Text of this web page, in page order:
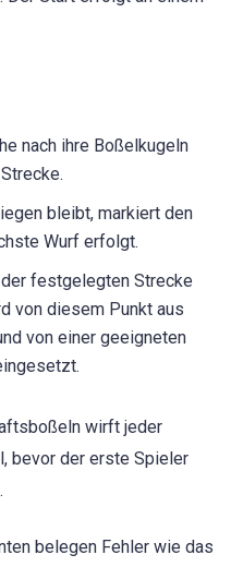
nach ihre Boßelkugeln
bleibt, markiert den
Wurf erfolgt.
festgelegten Strecke
von diesem Punkt aus
von einer geeigneten
wirft jeder
bevor der erste Spieler
belegen Fehler wie das